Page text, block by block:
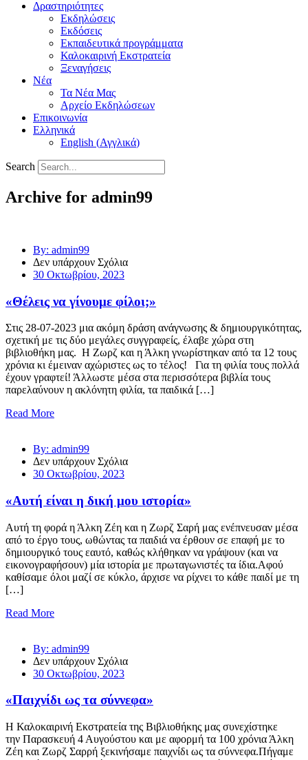
Δραστηριότητες
Εκδηλώσεις
Εκδόσεις
Εκπαιδευτικά προγράμματα
Καλοκαιρινή Εκστρατεία
Ξεναγήσεις
Νέα
Τα Νέα Μας
Αρχείο Εκδηλώσεων
Επικοινωνία
Ελληνικά
English (Αγγλικά)
Search
Archive for admin99
By: admin99
Δεν υπάρχουν Σχόλια
30 Οκτωβρίου, 2023
«Θέλεις να γίνουμε φίλοι;»
Στις 28-07-2023 μια ακόμη δράση ανάγνωσης & δημιουργικότητας,
σχετική με τις δύο μεγάλες συγγραφείς, έλαβε χώρα στη
βιβλιοθήκη μας. Η Ζωρζ και η Άλκη γνωρίστηκαν από τα 12 τους
χρόνια κι έμειναν αχώριστες ως το τέλος! Για τη φιλία τους πολλά
έχουν γραφτεί! Άλλωστε μέσα στα περισσότερα βιβλία τους
παρελαύνουν η ακλόνητη φιλία, τα παιδικά […]
Read More
By: admin99
Δεν υπάρχουν Σχόλια
30 Οκτωβρίου, 2023
«Αυτή είναι η δική μου ιστορία»
Αυτή τη φορά η Άλκη Ζέη και η Ζωρζ Σαρή μας ενέπνευσαν μέσα
από το έργο τους, ωθώντας τα παιδιά να έρθουν σε επαφή με το
δημιουργικό τους εαυτό, καθώς κλήθηκαν να γράψουν (και να
εικονογραφήσουν) μία ιστορία με πρωταγωνιστές τα ίδια.Αφού
καθίσαμε όλοι μαζί σε κύκλο, άρχισε να ρίχνει το κάθε παιδί με τη
[…]
Read More
By: admin99
Δεν υπάρχουν Σχόλια
30 Οκτωβρίου, 2023
«Παιχνίδι ως τα σύννεφα»
Η Καλοκαιρινή Εκστρατεία της Βιβλιοθήκης μας συνεχίστηκε
την Παρασκευή 4 Αυγούστου και με αφορμή τα 100 χρόνια Άλκη
Ζέη και Ζωρζ Σαρρή ξεκινήσαμε παιχνίδι ως τα σύννεφα.Πήγαμε